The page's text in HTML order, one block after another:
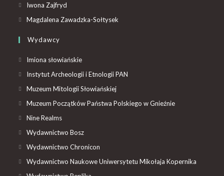
Iwona Zajfryd
Magdalena Zawadzka-Sołtysek
Wydawcy
Imiona słowiańskie
Instytut Archeologii i Etnologii PAN
Muzeum Mitologii Słowiańskiej
Muzeum Początków Państwa Polskiego w Gnieźnie
Nine Realms
Wydawnictwo Bosz
Wydawnictwo Chronicon
Wydawnictwo Naukowe Uniwersytetu Mikołaja Kopernika